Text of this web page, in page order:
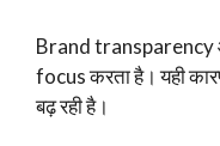
Brand
focus करता है। यही
बढ़ रही है।